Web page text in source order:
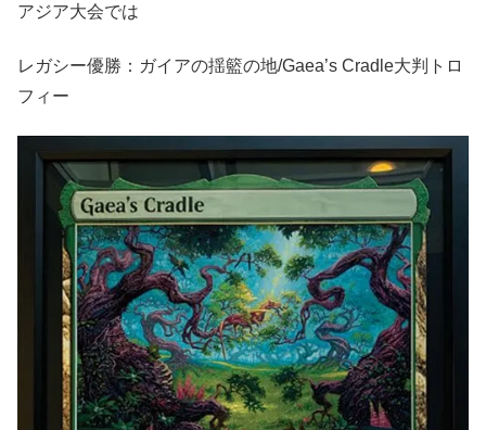
アジア大会では
レガシー優勝：ガイアの揺籃の地/Gaea’s Cradle大判トロ
フィー